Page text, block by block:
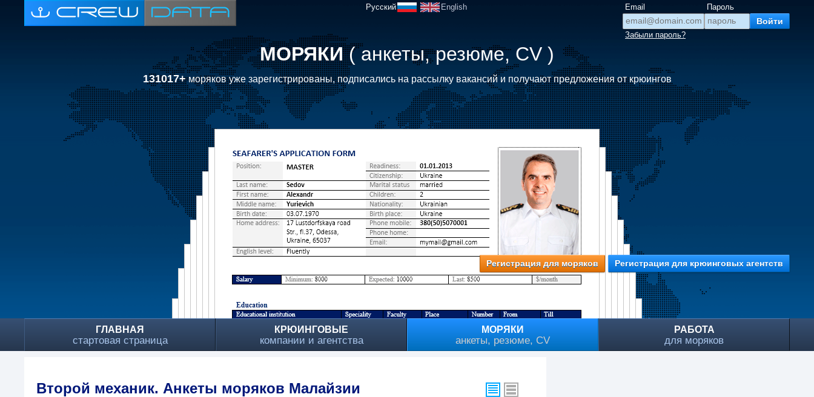
Русский English Email Пароль
Забыли пароль?
МОРЯКИ( анкеты, резюме, CV )
131017+моряков уже зарегистрированы, подписались на рассылку вакансий и получают предложения от крюингов
Регистрация для моряков Регистрация для крюинговых агентств
ГЛАВНАЯ
стартовая страница
КРЮИНГОВЫЕ
компании и агентства
МОРЯКИ
анкеты, резюме, CV
РАБОТА
для моряков
Второй механик. Анкеты моряков Малайзии